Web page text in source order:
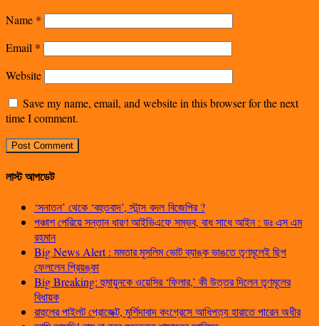
Name *
Email *
Website
Save my name, email, and website in this browser for the next
time I comment.
লাস্ট আপডেট
‘সনাতন’ থেকে ‘বহুতবাদ’, স্টান্স বদল বিজেপির ?
পঞ্চাশ পেরিয়ে সন্তান ধারণ আইভিএফে সম্ভব, বাধ সাধে আইন : ডঃ এস এম
রহমান
Big News Alert : মমতার মুসলিম ভোট ব্যাঙ্ক ভাঙতে তৃণমূলেই ছিপ
ফেললেন প্রিয়ঙ্কা
Big Breaking: হুমায়ুনকে ওয়েসির ‘ফিলার,’ কী উত্তর দিলেন তৃণমূলের
বিধায়ক
রাহুলের পাইলট প্রোজেক্ট, মুর্শিদাবাদ কংগ্রেসে আধিপত্য হারাতে পারেন অধীর